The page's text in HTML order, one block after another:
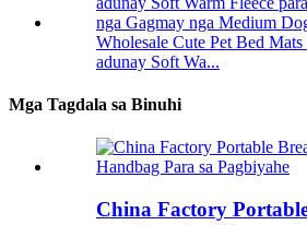
Wholesale Cute Pet Bed
adunay Soft Wa...
Mga Tagdala sa Binuhi
China Factory